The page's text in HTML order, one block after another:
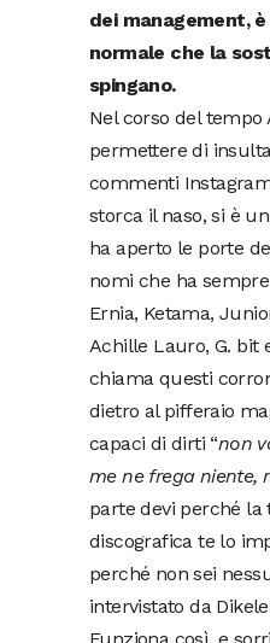
dei management,
normale che la
spingano.
Nel corso del tempo
permettere di
commenti
storca il naso, si è
ha aperto le porte
nomi che ha
Ernia, Ketama,
Achille Lauro, G. bit
chiama questi
dietro al pifferaio
capaci di dirti “non
me ne frega niente,
parte devi perché la
discografica te lo
perché non sei
intervistato da